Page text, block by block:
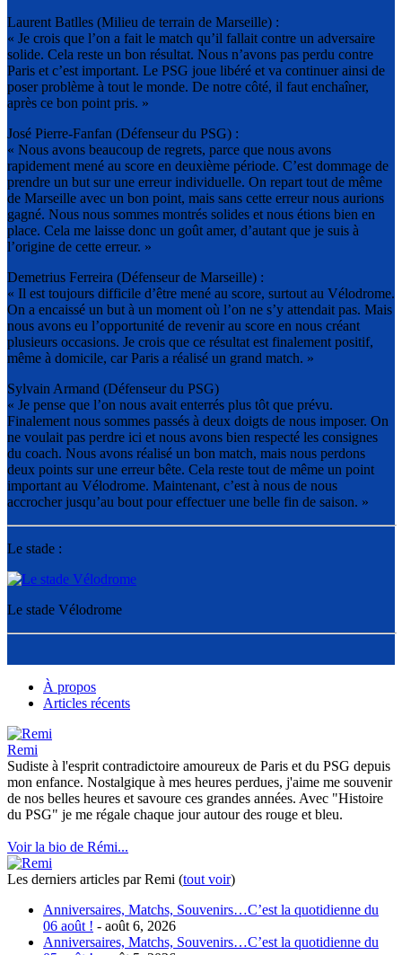
Laurent Batlles (Milieu de terrain de Marseille) :
« Je crois que l’on a fait le match qu’il fallait contre un adversaire
solide. Cela reste un bon résultat. Nous n’avons pas perdu contre
Paris et c’est important. Le PSG joue libéré et va continuer ainsi de
poser problème à tout le monde. De notre côté, il faut enchaîner,
après ce bon point pris. »
José Pierre-Fanfan (Défenseur du PSG) :
« Nous avons beaucoup de regrets, parce que nous avons
rapidement mené au score en deuxième période. C’est dommage de
prendre un but sur une erreur individuelle. On repart tout de même
de Marseille avec un bon point, mais sans cette erreur nous aurions
gagné. Nous nous sommes montrés solides et nous étions bien en
place. Cela me laisse donc un goût amer, d’autant que je suis à
l’origine de cette erreur. »
Demetrius Ferreira (Défenseur de Marseille) :
« Il est toujours difficile d’être mené au score, surtout au Vélodrome.
On a encaissé un but à un moment où l’on ne s’y attendait pas. Mais
nous avons eu l’opportunité de revenir au score en nous créant
plusieurs occasions. Je crois que ce résultat est finalement positif,
même à domicile, car Paris a réalisé un grand match. »
Sylvain Armand (Défenseur du PSG)
« Je pense que l’on nous avait enterrés plus tôt que prévu.
Finalement nous sommes passés à deux doigts de nous imposer. On
ne voulait pas perdre ici et nous avons bien respecté les consignes
du coach. Nous avons réalisé un bon match, mais nous perdons
deux points sur une erreur bête. Cela reste tout de même un point
important au Vélodrome. Maintenant, c’est à nous de nous
accrocher jusqu’au bout pour effectuer une belle fin de saison. »
Le stade :
Le stade Vélodrome
À propos
Articles récents
Remi
Sudiste à l'esprit contradictoire amoureux de Paris et du PSG depuis
mon enfance. Nostalgique à mes heures perdues, j'aime me souvenir
de nos belles heures et savoure ces grandes années. Avec "Histoire
du PSG" je me régale chaque jour autour des rouge et bleu.
Voir la bio de Rémi...
Les derniers articles par Remi (tout voir)
Anniversaires, Matchs, Souvenirs…C’est la quotidienne du
06 août ! - août 6, 2026
Anniversaires, Matchs, Souvenirs…C’est la quotidienne du